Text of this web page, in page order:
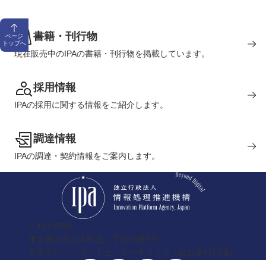
ページ
トップへ
書籍・刊行物
現在販売中のIPAの書籍・刊行物を掲載しています。
採用情報
IPAの採用に関する情報をご紹介します。
調達情報
IPAの調達・契約情報をご案内します。
〒113-6591
東京都文京区本駒込二丁目28番8号
文京グリーンコートセンターオフィス（総合受付13階）